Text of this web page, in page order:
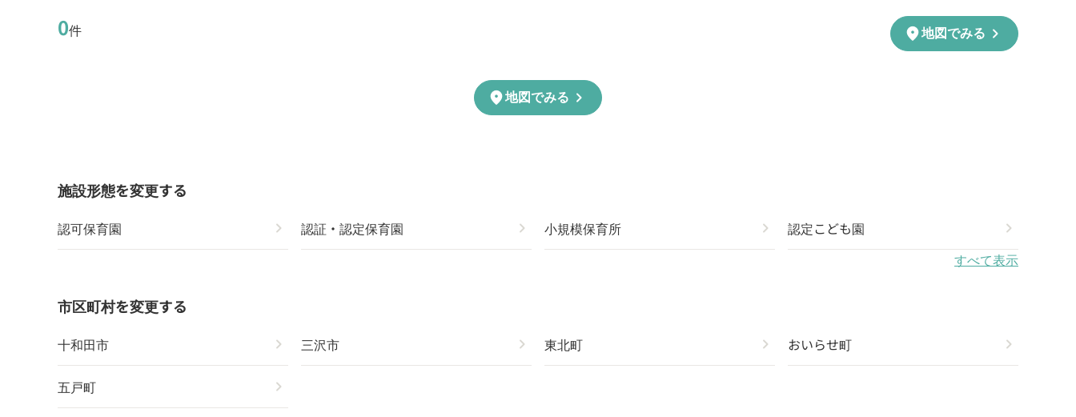
0件 location_on地図でみる chevron_right
location_on地図でみる chevron_right
施設形態を変更する
認可保育園 chevron_right 認証・認定保育園 chevron_right 小規模保育所 chevron_right 認定こども園 chevron_right
すべて表示
市区町村を変更する
十和田市 chevron_right 三沢市 chevron_right 東北町 chevron_right おいらせ町 chevron_right
五戸町 chevron_right